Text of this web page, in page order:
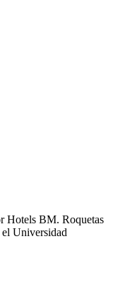
Hotels BM. Roquetas
Universidad